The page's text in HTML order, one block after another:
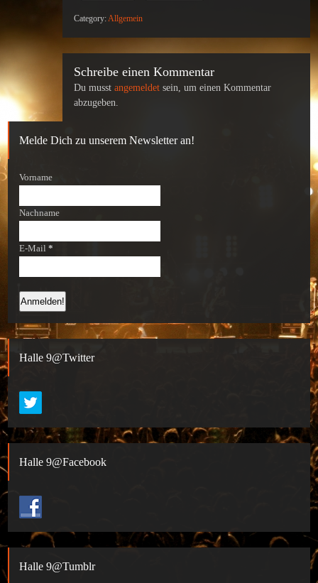
Category:Allgemein
Schreibe einen Kommentar
Du musst angemeldet sein, um einen Kommentar
abzugeben.
Melde Dich zu unserem Newsletter an!
Vorname
Nachname
E-Mail *
Halle 9@Twitter
Halle 9@Facebook
Halle 9@Tumblr